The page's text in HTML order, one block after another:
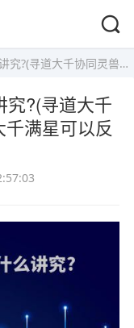
兽有什么讲究寻道大千满星可以反吞)
究?(寻道大千
满星可以反